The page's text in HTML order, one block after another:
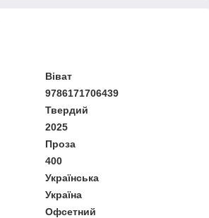
Віват
9786171706439
Твердий
2025
Проза
400
Українська
Україна
Офсетний